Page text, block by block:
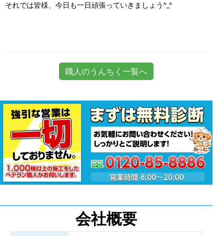
それでは皆様、今日も一日頑張っていきましょう^_^
職人のうんちく一覧へ
会社概要